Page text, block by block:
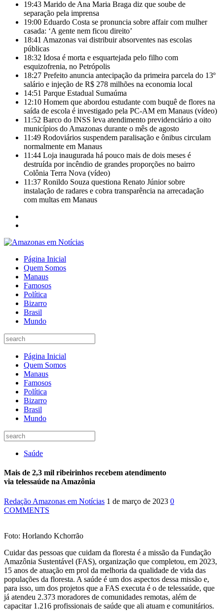
19:43 Marido de Ana Maria Braga diz que soube de
separação pela imprensa
19:00 Eduardo Costa se pronuncia sobre affair com mulher
casada: ‘A gente nem ficou direito’
18:41 Amazonas vai distribuir absorventes nas escolas
públicas
18:32 Idosa é morta e esquartejada pelo filho com
esquizofrenia, no Petrópolis
18:27 Prefeito anuncia antecipação da primeira parcela do 13º
salário e injeção de R$ 278 milhões na economia local
14:51 Parque Estadual Sumaúma
12:10 Homem que abordou estudante com buquê de flores na
saída de escola é investigado pela PC-AM em Manaus (vídeo)
11:52 Barco do INSS leva atendimento previdenciário a oito
municípios do Amazonas durante o mês de agosto
11:49 Rodoviários suspendem paralisação e ônibus circulam
normalmente em Manaus
11:44 Loja inaugurada há pouco mais de dois meses é
destruída por incêndio de grandes proporções no bairro
Colônia Terra Nova (vídeo)
11:37 Ronildo Souza questiona Renato Júnior sobre
instalação de radares e cobra transparência na arrecadação
com multas em Manaus
Página Inicial
Quem Somos
Manaus
Famosos
Política
Bizarro
Brasil
Mundo
Página Inicial
Quem Somos
Manaus
Famosos
Política
Bizarro
Brasil
Mundo
Saúde
Mais de 2,3 mil ribeirinhos recebem atendimento
via telessaúde na Amazônia
Redação Amazonas em Notícias 1 de março de 2023 0
COMMENTS
Foto: Horlando Kchorrão
Cuidar das pessoas que cuidam da floresta é a missão da Fundação
Amazônia Sustentável (FAS), organização que completou, em 2023,
15 anos de atuação em prol da melhoria da qualidade de vida das
populações da floresta. A saúde é um dos aspectos dessa missão e,
para isso, um dos projetos que a FAS executa é o de telessaúde, que
já atendeu 2.373 moradores de comunidades remotas, além de
capacitar 1.216 profissionais de saúde que ali atuam e comunitários.